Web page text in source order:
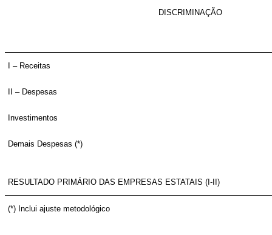
DISCRIMINAÇÃO
I – Receitas
II – Despesas
Investimentos
Demais Despesas (*)
RESULTADO PRIMÁRIO DAS EMPRESAS ESTATAIS (I-II)
(*) Inclui ajuste metodológico